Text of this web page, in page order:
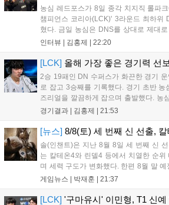
농심 레드포스가 8일 종각 치지직 롤파
챔피언스 코리아(LCK)' 3라운드 최하위
혔다. 금일 농심은 DNS를 상대로 제대
패를 당하고 말았다. 이하 농심 레드포스
인규 감독 : 모든 경...
인터뷰 | 김홍제 22:20
[LCK] 올해 가장 좋은 경기력 선
2승 19패인 DN 수퍼스가 화끈한 경기
로 잡고 3승째를 기록했다. 경기 초반 농
즈리얼을 깔끔하게 잡으며 출발했다. 농
웃'의 신드라가 맹활약하며 초반부터
었...
경기결과 | 김홍제 21:53
[뉴스] 8/8(토) 세 번째 신 선출,
솔(인챈트)은 지난 8월 8일 세 번째 신
는 칼테온4와 린델4 등에서 치열한 순
며 세력 구도가 변화했다. 한편 8월 말
통해 월드 콘텐츠가 추가될 예정이며, 이
더욱 가속화될 전망이다....
게임뉴스 | 박재훈 21:37
[LCK] '구마유시' 이민형, T1 신